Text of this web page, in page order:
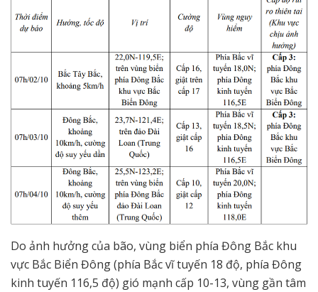
Do ảnh hưởng của bão, vùng biển phía Đông Bắc khu
vực Bắc Biển Đông (phía Bắc vĩ tuyến 18 độ, phía Đông
kinh tuyến 116,5 độ) gió mạnh cấp 10-13, vùng gần tâm